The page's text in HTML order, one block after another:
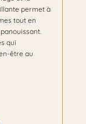
permet à
tout en
qui
être au